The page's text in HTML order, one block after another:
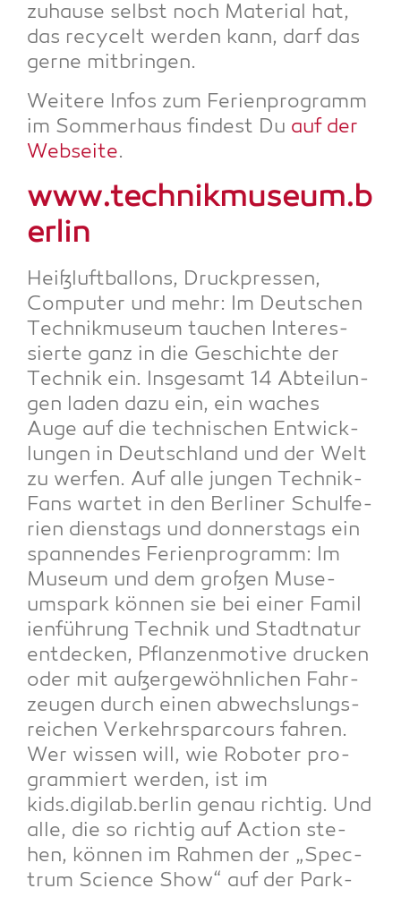
zuhau­se selbst noch Mate­ri­al hat,
das recy­celt wer­den kann, darf das
ger­ne mitbringen.
Wei­te­re Infos zum Feri­en­pro­gramm
im Som­mer­haus fin­dest Du auf der
Web­sei­te.
www.technikmuseum.b
erlin
Heiß­luft­bal­lons, Druck­pres­sen,
Com­pu­ter und mehr: Im Deut­schen
Tech­nik­mu­se­um tau­chen Inter­es­
sier­te ganz in die Geschich­te der
Tech­nik ein. Ins­ge­samt 14 Abtei­lun­
gen laden dazu ein, ein waches
Auge auf die tech­ni­schen Ent­wick­
lun­gen in Deutsch­land und der Welt
zu wer­fen. Auf alle jun­gen Tech­nik-
Fans war­tet in den Ber­li­ner Schul­fe­
ri­en diens­tags und don­ners­tags ein
span­nen­des Feri­en­pro­gramm: Im
Muse­um und dem gro­ßen Muse­
ums­park kön­nen sie bei einer Fami­l
i­en­füh­rung Tech­nik und Stadt­na­tur
ent­de­cken, Pflan­zen­mo­ti­ve dru­cken
oder mit außer­ge­wöhn­li­chen Fahr­
zeu­gen durch einen abwechs­lungs­
rei­chen Ver­kehr­spar­cours fah­ren.
Wer wis­sen will, wie Robo­ter pro­
gram­miert wer­den, ist im
kids.digilab.berlin genau rich­tig. Und
alle, die so rich­tig auf Action ste­
hen, kön­nen im Rah­men der „Spec­
trum Sci­ence Show“ auf der Park­